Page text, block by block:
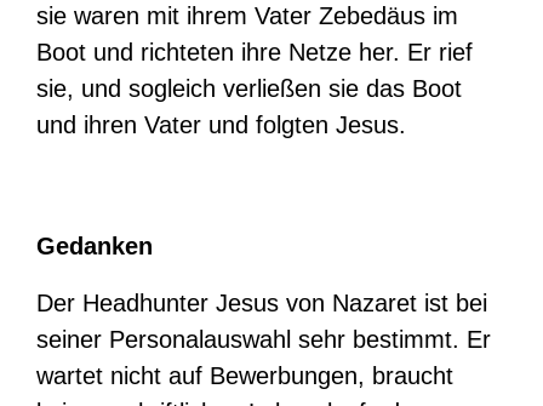
sie waren mit ihrem Vater Zebedäus im
Boot und richteten ihre Netze her. Er rief
sie, und sogleich verließen sie das Boot
und ihren Vater und folgten Jesus.
Gedanken
Der Headhunter Jesus von Nazaret ist bei
seiner Personalauswahl sehr bestimmt. Er
wartet nicht auf Bewerbungen, braucht